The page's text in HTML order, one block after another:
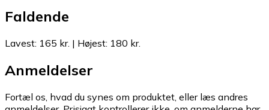
Faldende
Lavest: 165 kr. | Højest: 180 kr.
Anmeldelser
Fortæl os, hvad du synes om produktet, eller læs andres